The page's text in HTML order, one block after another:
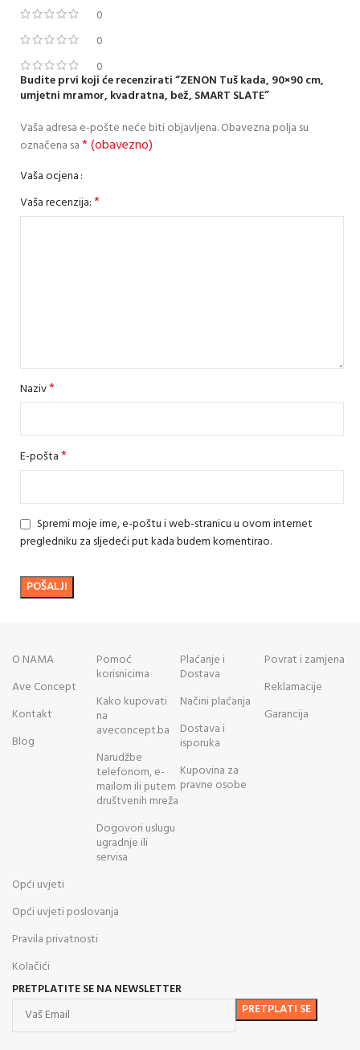
0
0
0
Budite prvi koji će recenzirati “ZENON Tuš kada, 90×90 cm,
umjetni mramor, kvadratna, bež, SMART SLATE”
Vaša adresa e-pošte neće biti objavljena.Obavezna polja su
označena sa* (obavezno)
Vaša ocjena
Vaša recenzija:*
Naziv*
E-pošta*
Spremi moje ime, e-poštu i web-stranicu u ovom internet
pregledniku za sljedeći put kada budem komentirao.
O NAMA
Ave Concept
Kontakt
Blog
Pomoć
korisnicima
Kako kupovati
na
aveconcept.ba
Narudžbe
telefonom, e-
mailom ili putem
društvenih mreža
Dogovori uslugu
ugradnje ili
servisa
Plaćanje i
Dostava
Načini plaćanja
Dostava i
isporuka
Kupovina za
pravne osobe
Povrat i zamjena
Reklamacije
Garancija
Opći uvjeti
Opći uvjeti poslovanja
Pravila privatnosti
Kolačići
PRETPLATITE SE NA NEWSLETTER